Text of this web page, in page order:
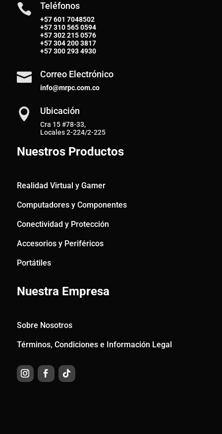
 Teléfonos
+57 601 7048502
+57310 565 0594
+57302 215 0576
+57304 200 3817
+57300 293 4930
 Correo Electrónico
info@mrpc.com.co
 Ubicación
Cra 15 #78-33,
Locales 2-224/2-225
Nuestros Productos
Realidad Virtual y Gamer
Computadores y Componentes
Conectividad y Protección
Accesorios y Periféricos
Portátiles
Nuestra Empresa
Sobre Nosotros
Términos, Condiciones e Información Legal